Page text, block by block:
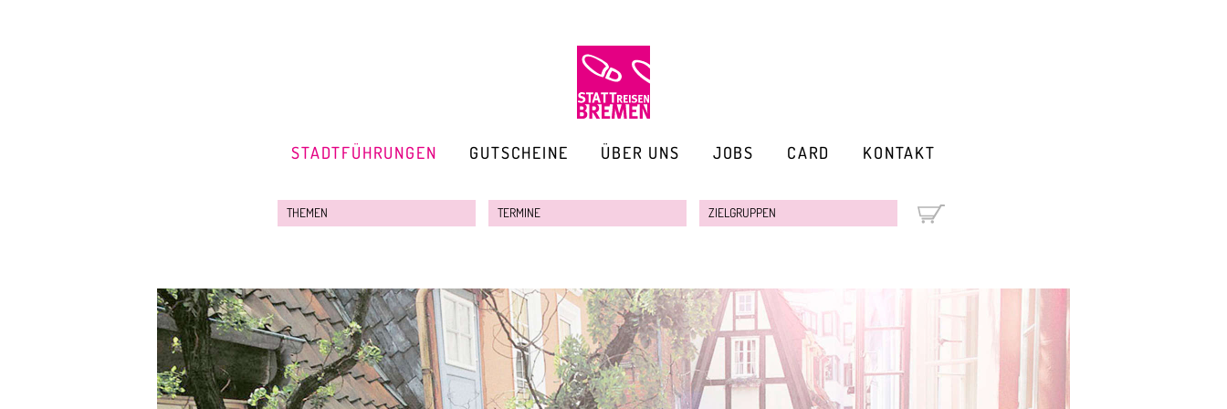
STADTFÜHRUNGEN GUTSCHEINE ÜBER UNS JOBS CARD KONTAKT